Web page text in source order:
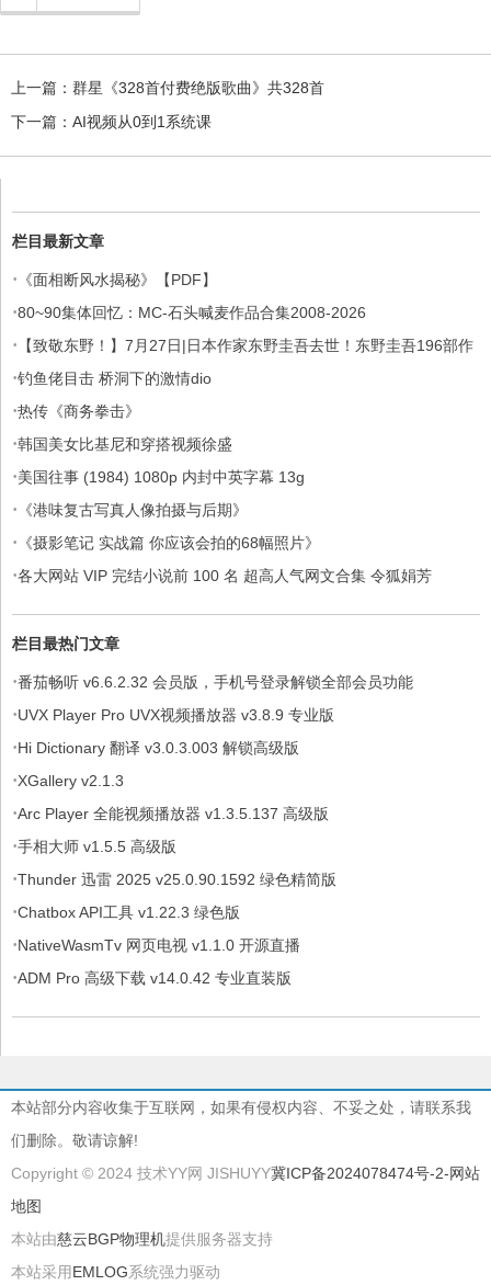
上一篇： 群星《328首付费绝版歌曲》共328首
下一篇： AI视频从0到1系统课
栏目最新文章
· 《面相断风水揭秘》【PDF】
·80~90集体回忆：MC-石头喊麦作品合集2008-2026
· 【致敬东野！】7月27日|日本作家东野圭吾去世！东野圭吾196部作
品集
·钓鱼佬目击 桥洞下的激情dio
·热传《商务拳击》
·韩国美女比基尼和穿搭视频徐盛
·美国往事 (1984) 1080p 内封中英字幕 13g
· 《港味复古写真人像拍摄与后期》
· 《摄影笔记 实战篇 你应该会拍的68幅照片》
·各大网站 VIP 完结小说前 100 名 超高人气网文合集 令狐娟芳
栏目最热门文章
·番茄畅听 v6.6.2.32 会员版，手机号登录解锁全部会员功能
·UVX Player Pro UVX视频播放器 v3.8.9 专业版
·Hi Dictionary 翻译 v3.0.3.003 解锁高级版
·XGallery v2.1.3
·Arc Player 全能视频播放器 v1.3.5.137 高级版
·手相大师 v1.5.5 高级版
·Thunder 迅雷 2025 v25.0.90.1592 绿色精简版
·Chatbox API工具 v1.22.3 绿色版
·NativeWasmTv 网页电视 v1.1.0 开源直播
·ADM Pro 高级下载 v14.0.42 专业直装版
本站部分内容收集于互联网，如果有侵权内容、不妥之处，请联系我
们删除。敬请谅解!
Copyright © 2024 技术YY网 JISHUYY冀ICP备2024078474号-2-网站
地图
本站由慈云BGP物理机提供服务器支持
本站采用EMLOG系统强力驱动